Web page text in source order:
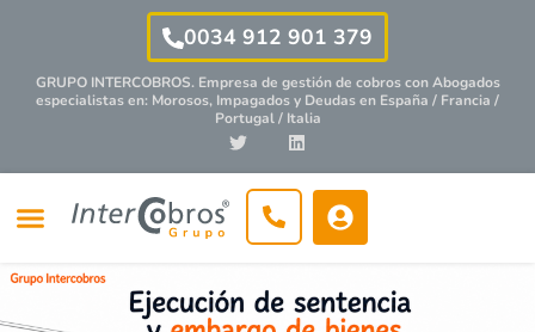
0034 912 901 379
GRUPO INTERCOBROS. Empresa de gestión de cobros conAbogados
especialistasen: Morosos, Impagados y Deudas en España / Francia /
Portugal / Italia